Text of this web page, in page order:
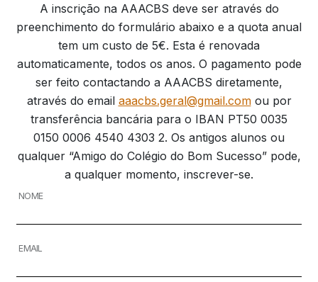
A inscrição na AAACBS deve ser através do
preenchimento do formulário abaixo e a quota anual
tem um custo de 5€. Esta é renovada
automaticamente, todos os anos. O pagamento pode
ser feito contactando a AAACBS diretamente,
através do email aaacbs.geral@gmail.comou por
transferência bancária para o IBAN PT50 0035
0150 0006 4540 4303 2. Os antigos alunos ou
qualquer “Amigo do Colégio do Bom Sucesso” pode,
a qualquer momento, inscrever-se.
NOME
EMAIL